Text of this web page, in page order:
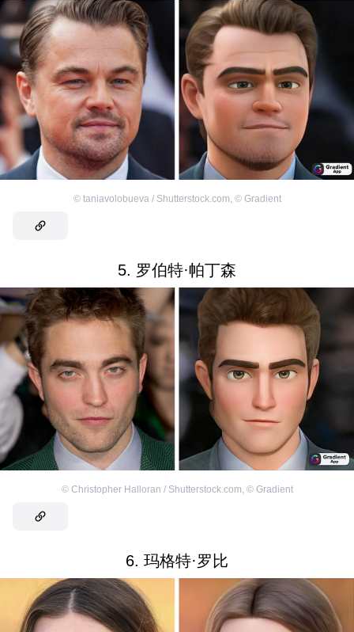
© taniavolobueva / Shutterstock.com, © Gradient
5. 罗伯特·帕丁森
© Christopher Halloran / Shutterstock.com, © Gradient
6. 玛格特·罗比